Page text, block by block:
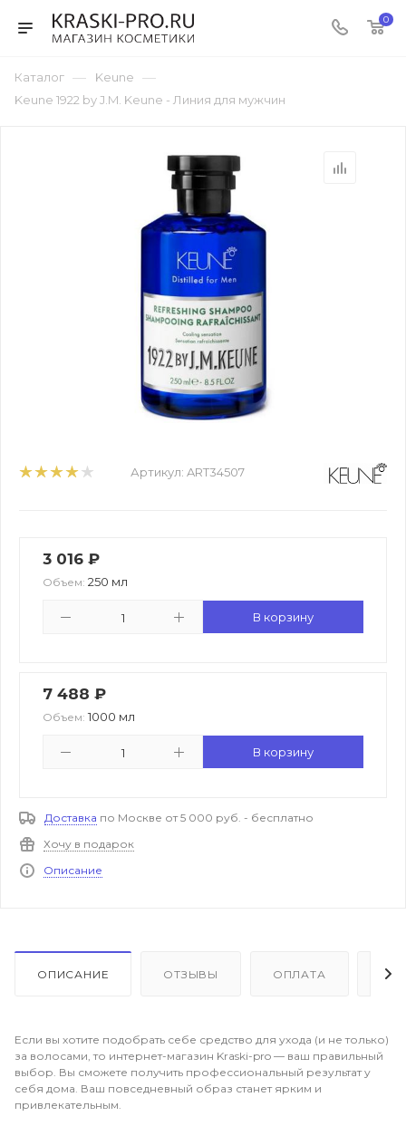
0
Каталог — Keune —
Keune 1922 by J.M. Keune - Линия для мужчин
Артикул: ART34507
3 016 ₽
Объем: 250 мл
В корзину
7 488 ₽
Объем: 1000 мл
В корзину
Доставка по Москве от 5 000 руб. - бесплатно
Хочу в подарок
Описание
ОПИСАНИЕ ОТЗЫВЫ ОПЛАТА
Если вы хотите подобрать себе средство для ухода (и не только)
за волосами, то интернет-магазин Kraski-pro — ваш правильный
выбор. Вы сможете получить профессиональный результат у
себя дома. Ваш повседневный образ станет ярким и
привлекательным.